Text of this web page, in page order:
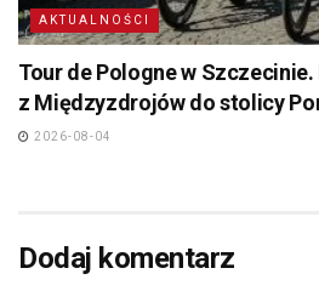
AKTUALNOŚCI
Tour de Pologne w
z Międzyzdrojów do stolicy
2026-08-04
Dodaj komentarz